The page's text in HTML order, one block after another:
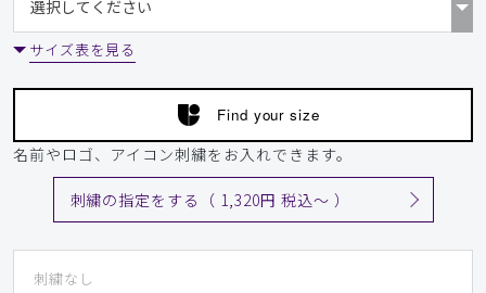
サイズ表を見る
Find your size
名前やロゴ、アイコン刺繍をお入れできます。
刺繍の指定をする（ 1,320円 税込〜 ）
刺繍なし